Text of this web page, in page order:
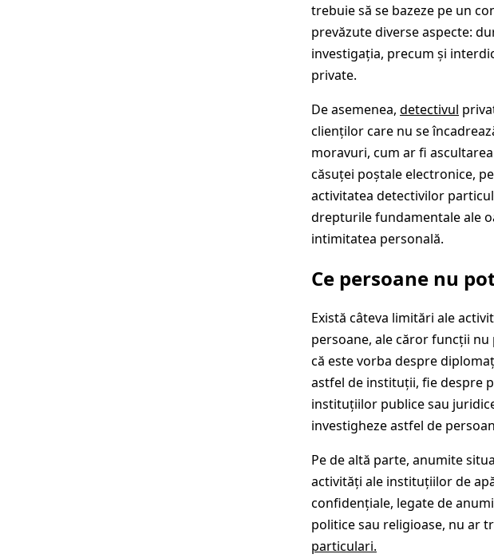
trebuie să se bazeze pe un
prevăzute diverse aspecte:
investigația, precum și
private.
De asemenea, detectivul
clienților care nu se
moravuri, cum ar fi
căsuței poștale electronice,
activitatea detectivilor
drepturile fundamentale ale
intimitatea personală.
Ce persoane nu
Există câteva limitări ale
persoane, ale căror funcții
că este vorba despre
astfel de instituții, fie despre
instituțiilor publice sau
investigheze astfel de
Pe de altă parte, anumite
activități ale instituțiilor de
confidențiale, legate de
politice sau religioase, nu ar
particulari.